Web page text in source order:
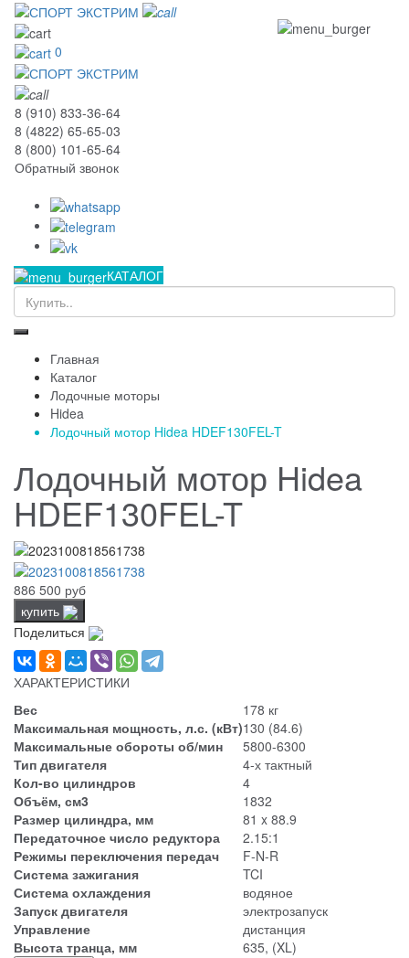
0
8 (910) 833-36-64
8 (4822) 65-65-03
8 (800) 101-65-64
Обратный звонок
КАТАЛОГ
Главная
Каталог
Лодочные моторы
Hidea
Лодочный мотор Hidea HDEF130FEL-T
Лодочный мотор Hidea
HDEF130FEL-T
886 500 руб
купить
Поделиться
ХАРАКТЕРИСТИКИ
Вес
178 кг
Максимальная мощность, л.с. (кВт)130 (84.6)
Максимальные обороты об/мин
5800-6300
Тип двигателя
4-х тактный
Кол-во цилиндров
4
Объём, см3
1832
Размер цилиндра, мм
81 x 88.9
Передаточное число редуктора
2.15:1
Режимы переключения передач
F-N-R
Система зажигания
TCI
Система охлаждения
водяное
Запуск двигателя
электрозапуск
Управление
дистанция
Высота транца, мм
635, (XL)